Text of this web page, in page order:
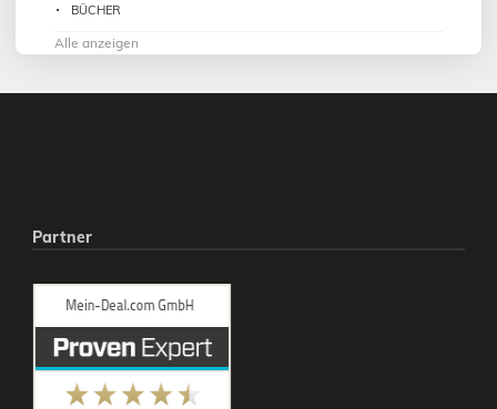
BÜCHER
Alle anzeigen
Partner